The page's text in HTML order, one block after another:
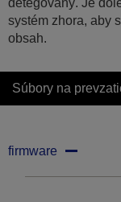
detegovaný. Je
systém zhora, aby
obsah.
Súbory na
firmware